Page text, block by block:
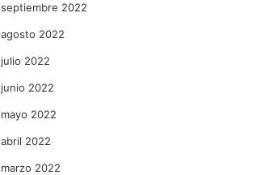
septiembre 2022
agosto 2022
julio 2022
junio 2022
mayo 2022
abril 2022
marzo 2022